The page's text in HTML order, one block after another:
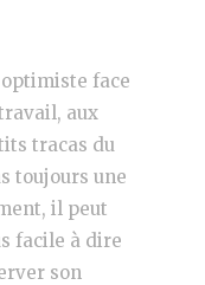
face
aux
tracas du
toujours une
il peut
facile à dire
son